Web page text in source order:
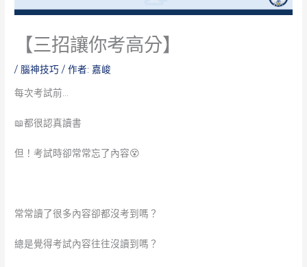
【三招讓你考高分】
/ 腦神技巧 / 作者:嘉峻
每次考試前…
📖都很認真讀書
但！考試時卻常常忘了內容😵
常常讀了很多內容卻都沒考到嗎？
總是覺得考試內容往往沒讀到嗎？